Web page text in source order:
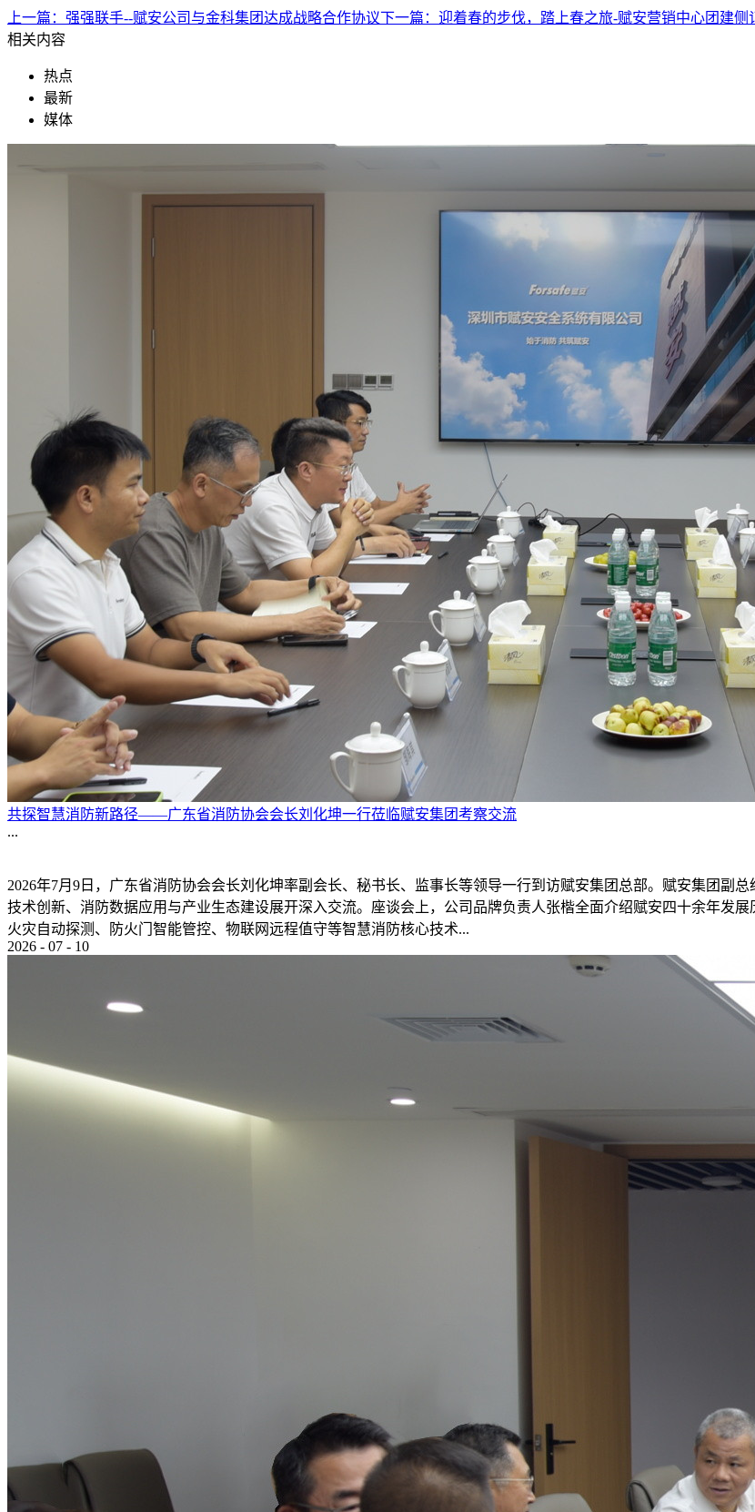
上一篇： 强强联手--赋安公司与金科集团达成战略合作协议下一篇： 迎着春的步伐，踏上春之旅-赋安营销中心团建侧
相关内容
热点
最新
媒体
共探智慧消防新路径——广东省消防协会会长刘化坤一行莅临赋安集团考察交流
...
2026年7月9日，广东省消防协会会长刘化坤率副会长、秘书长、监事长等领导一行到访赋安集团总部。赋安集团副
技术创新、消防数据应用与产业生态建设展开深入交流。座谈会上，公司品牌负责人张楷全面介绍赋安四十余年发
火灾自动探测、防火门智能管控、物联网远程值守等智慧消防核心技术...
2026 - 07 - 10